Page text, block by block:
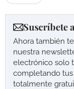
Suscríbete
Ahora también
nuestra
electrónico solo
completando tus
totalmente